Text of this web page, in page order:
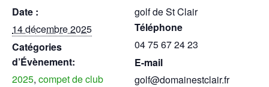
Date :
14 décembre 2025
Catégories
d’Évènement:
2025, compet de club
golf de St Clair
Téléphone
04 75 67 24 23
E-mail
golf@domainestclair.fr